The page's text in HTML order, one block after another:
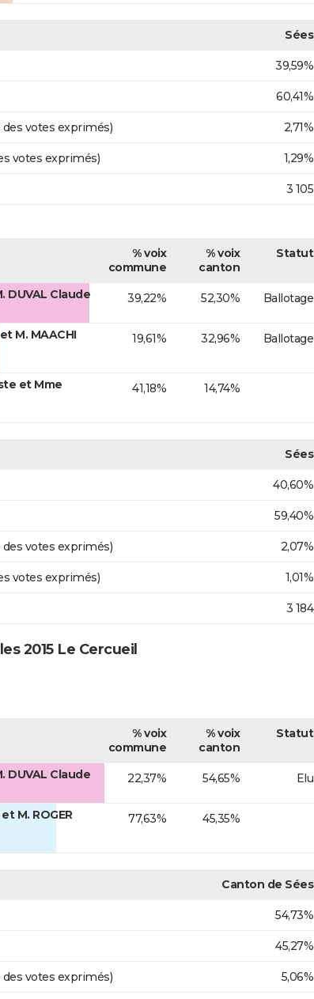
Sées
39,59%
60,41%
votes exprimés) 2,71%
votes exprimés) 1,29%
3 105
% voix
commune
% voix
canton
Statut
DUVAL Claude 39,22% 52,30% Ballotage
M. MAACHI
19,61% 32,96% Ballotage
et Mme
41,18% 14,74%
Sées
40,60%
59,40%
votes exprimés) 2,07%
votes exprimés) 1,01%
3 184
2015 Le Cercueil
% voix
commune
% voix
canton
Statut
DUVAL Claude 22,37% 54,65% Elu
M. ROGER
77,63% 45,35%
Canton de Sées
54,73%
45,27%
votes exprimés) 5,06%